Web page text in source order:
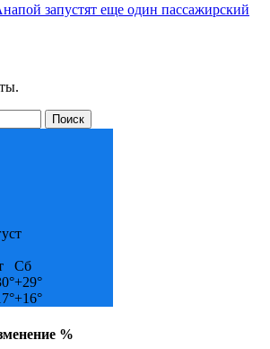
запустят еще один пассажирский
Сб
+29°
+16°
%